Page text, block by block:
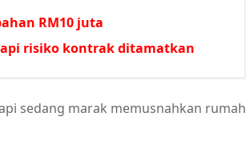
RM10 juta
risiko kontrak ditamatkan
sedang marak memusnahkan rumah